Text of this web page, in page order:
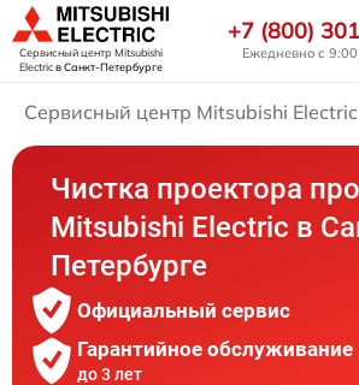
Сервисный центр Mitsubishi
Electricв Санкт-Петербурге
+7 (800)
Ежедневно с
Сервисный центр Mitsubishi Electric
Чистка проектора
Mitsubishi Electric в
Петербурге
Официальный сервис
Гарантийное обслуживание
до 3 лет